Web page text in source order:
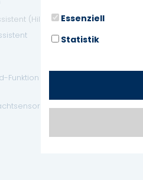
(Hill-Holder)
Funktion
Essenziell
Statistik